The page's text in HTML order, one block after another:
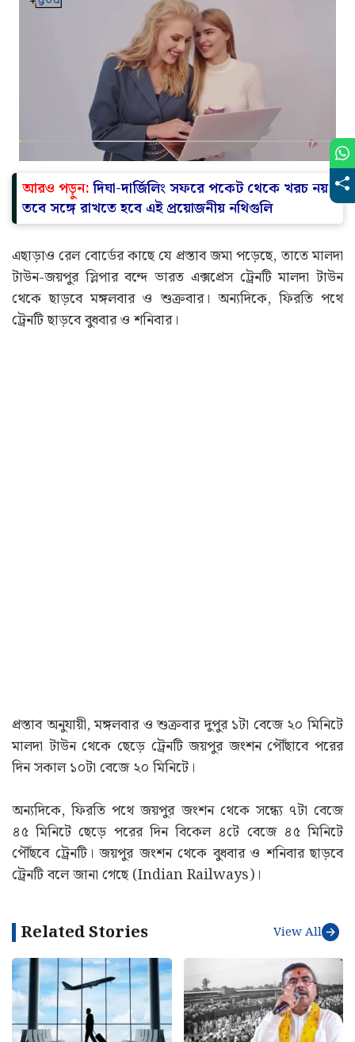
আরও পড়ুন:দিঘা-দার্জিলিং সফরে পকেট থেকে খরচ নয়!
তবে সঙ্গে রাখতে হবে এই প্রয়োজনীয় নথিগুলি
এছাড়াও রেল বোর্ডের কাছে যে প্রস্তাব জমা পড়েছে, তাতে মালদা
টাউন-জয়পুর স্লিপার বন্দে ভারত এক্সপ্রেস ট্রেনটি মালদা টাউন
থেকে ছাড়বে মঙ্গলবার ও শুক্রবার। অন্যদিকে, ফিরতি পথে
ট্রেনটি ছাড়বে বুধবার ও শনিবার।
প্রস্তাব অনুযায়ী, মঙ্গলবার ও শুক্রবার দুপুর ১টা বেজে ২০ মিনিটে
মালদা টাউন থেকে ছেড়ে ট্রেনটি জয়পুর জংশন পৌঁছাবে পরের
দিন সকাল ১০টা বেজে ২০ মিনিটে।
অন্যদিকে, ফিরতি পথে জয়পুর জংশন থেকে সন্ধ্যে ৭টা বেজে
৪৫ মিনিটে ছেড়ে পরের দিন বিকেল ৪টে বেজে ৪৫ মিনিটে
পৌঁছবে ট্রেনটি। জয়পুর জংশন থেকে বুধবার ও শনিবার ছাড়বে
ট্রেনটি বলে জানা গেছে (Indian Railways)।
Related Stories View All